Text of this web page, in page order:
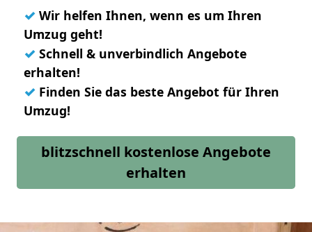
✓ Wir helfen Ihnen, wenn es um Ihren
Umzug geht!
✓ Schnell & unverbindlich Angebote
erhalten!
✓ Finden Sie das beste Angebot für Ihren
Umzug!
blitzschnell kostenlose Angebote
erhalten